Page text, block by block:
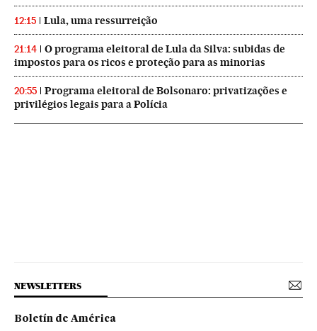
12:15 Lula, uma ressurreição
21:14
O programa eleitoral de Lula da Silva: subidas de
impostos para os ricos e proteção para as minorias
20:55
Programa eleitoral de Bolsonaro: privatizações e
privilégios legais para a Polícia
NEWSLETTERS
Boletín de América